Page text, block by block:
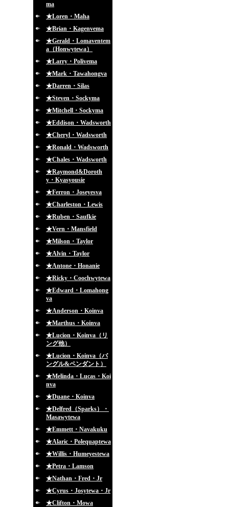
ma
★Loren・Maha
★Brian・Kagenvema
★Gerald・Lomaventem
a（Honwytewa）
★Larry・Polivema
★Mark・Tawahongva
★Darren・Silas
★Steven・Sockyma
★Mitchell・Sockyma
★Eddison・Wadsworth
★Cheryl・Wadsworth
★Ronald・Wadsworth
★Chales・Wadsworth
★Raymond&Doroth
y・Kyasyousie
★Ferron・Joseyesva
★Charleston・Lewis
★Ruben・Saufkie
★Vern・Mansfield
★Milson・Taylor
★Alvin・Taylor
★Antone・Honanie
★Ricky・Coochwytewa
★Edward・Lomahong
va
★Anderson・Koinva
★Marthus・Koinva
★Lucion・Koinva（リ
ング他）
★Lucion・Koinva（バ
ングル&ペンダント）
★Melinda・Lucas・Koi
nva
★Duane・Koinva
★Delfred（Sparks）・
Masawytewa
★Emmett・Navakuku
★Alaric・Polequaptewa
★Willis・Humeyestewa
★Petra・Lamson
★Nathan・Fred・Jr
★Cyrus・Josytewa・Jr
★Clifton・Mowa